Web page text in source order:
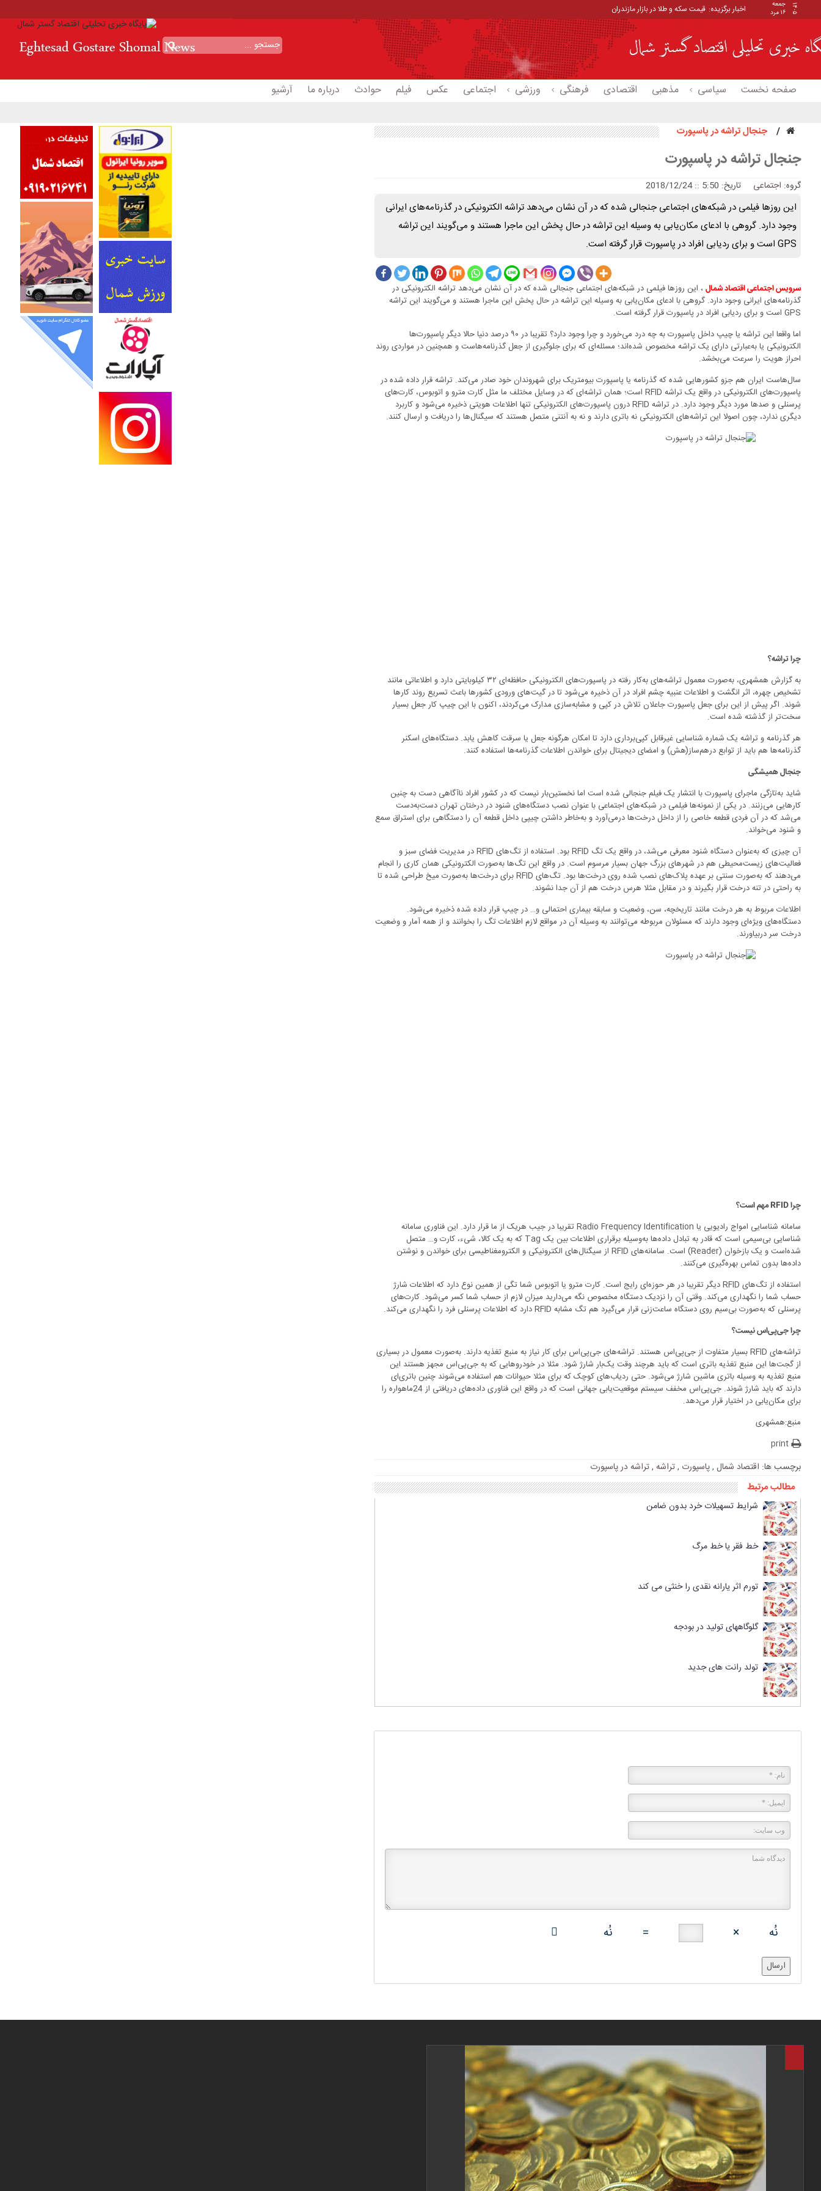
۱۴۰۵
جمعه
۱۶ مرد
اخبار برگزیده: قیمت سکه و طلا در بازار مازندران
صفحه نخست سیاسی مذهبی اقتصادی فرهنگی ورزشی اجتماعی عکس فیلم حوادث درباره ما آرشیو
جنجال تراشه در پاسپورت
جنجال تراشه در پاسپورت
گروه: اجتماعی تاریخ: 5:50 :: 2018/12/24
این روز‌ها فیلمی در شبکه‌های اجتماعی جنجالی شده که در آن نشان می‌دهد تراشه الکترونیکی در گذرنامه‌های ایرانی
وجود دارد. گروهی با ادعای مکان‌یابی به وسیله این تراشه در حال پخش این ماجرا هستند و می‌گویند این تراشه
GPS است و برای ردیابی افراد در پاسپورت قرار گرفته است.
سرویس اجتماعی اقتصاد شمال ، این روزها فیلمی در شبکه‌های اجتماعی جنجالی شده که در آن نشان می‌دهد تراشه الکترونیکی در
گذرنامه‌های ایرانی وجود دارد. گروهی با ادعای مکان‌یابی به وسیله این تراشه در حال پخش این ماجرا هستند و می‌گویند این تراشه
GPS است و برای ردیابی افراد در پاسپورت قرار گرفته است.
اما واقعا این تراشه یا چیپ داخل پاسپورت به چه درد می‌خورد و چرا وجود دارد؟ تقریبا در ۹۰ درصد دنیا حالا دیگر پاسپورت‌ها
الکترونیکی یا به‌عبارتی دارای یک تراشه مخصوص شده‌اند؛ مسئله‌ای که برای جلوگیری از جعل گذرنامه‌هاست و همچنین در مواردی روند
احراز هویت را سرعت می‌بخشد.
سال‌هاست ایران هم جزو کشورهایی شده که گذرنامه یا پاسپورت بیومتریک برای شهروندان خود صادر می‌کند. تراشه قرار داده شده در
پاسپورت‌های الکترونیکی در واقع یک تراشه RFID است؛ همان تراشه‌ای که در وسایل مختلف ما مثل کارت مترو و اتوبوس، کارت‌های
پرسنلی و صدها مورد دیگر وجود دارد. در تراشه RFID درون پاسپورت‌های الکترونیکی تنها اطلاعات هویتی ذخیره می‌شود و کاربرد
دیگری ندارد، چون اصولا این تراشه‌های الکترونیکی نه باتری دارند و نه به آنتنی متصل هستند که سیگنال‌ها را دریافت و ارسال کنند.
چرا تراشه؟
به گزارش همشهری، به‌صورت معمول تراشه‌های به‌کار رفته در پاسپورت‌های الکترونیکی حافظه‌ای ۳۲ کیلوبایتی دارد و اطلاعاتی مانند
تشخیص چهره، اثر انگشت و اطلاعات عنبیه چشم افراد در آن ذخیره می‌شود تا در گیت‌های ورودی کشورها باعث تسریع روند کارها
شوند. اگر پیش از این برای جعل پاسپورت جاعلان تلاش در کپی و مشابه‌سازی مدارک می‌کردند، اکنون با این چیپ کار جعل بسیار
سخت‌تر از گذشته شده است.
هر گذرنامه و تراشه یک شماره شناسایی غیرقابل کپی‌برداری دارد تا امکان هرگونه جعل یا سرقت کاهش یابد. دستگاه‌های اسکنر
گذرنامه‌ها هم باید از توابع درهم‌ساز(هش) و امضای دیجیتال برای خواندن اطلاعات گذرنامه‌ها استفاده کنند.
جنجال همیشگی
شاید به‌تازگی ماجرای پاسپورت با انتشار یک فیلم جنجالی شده است اما نخستین‌بار نیست که در کشور افراد ناآگاهی دست به چنین
کارهایی می‌زنند. در یکی از نمونه‌ها فیلمی در شبکه‌های اجتماعی با عنوان نصب دستگاه‌های شنود در درختان تهران دست‌به‌دست
می‌شد که در آن فردی قطعه خاصی را از داخل درخت‌ها درمی‌آورد و به‌خاطر داشتن چیپی داخل قطعه آن را دستگاهی برای استراق سمع
و شنود می‌خواند.
آن چیزی که به‌عنوان دستگاه شنود معرفی می‌شد، در واقع یک تگ RFID بود. استفاده از تگ‌های RFID در مدیریت فضای سبز و
فعالیت‌های زیست‌محیطی هم در شهرهای بزرگ جهان بسیار مرسوم است. در واقع این تگ‌ها به‌صورت الکترونیکی همان کاری را انجام
می‌دهند که به‌صورت سنتی بر عهده پلاک‌های نصب شده روی درخت‌ها بود. تگ‌های RFID برای درخت‌ها به‌صورت میخ طراحی شده تا
به راحتی در تنه درخت قرار بگیرند و در مقابل مثلا هرس درخت هم از آن جدا نشوند.
اطلاعات مربوط به هر درخت مانند تاریخچه، سن، وضعیت و سابقه بیماری احتمالی و… در چیپ قرار داده شده ذخیره می‌شود.
دستگاه‌های ویژه‌ای وجود دارند که مسئولان مربوطه می‌توانند به وسیله آن در مواقع لازم اطلاعات تگ را بخوانند و از همه آمار و وضعیت
درخت سر دربیاورند.
چرا RFID مهم است؟
سامانه شناسایی امواج رادیویی یا Radio Frequency Identification تقریبا در جیب هریک از ما قرار دارد. این فناوری سامانه
شناسایی بی‌سیمی است که قادر به تبادل داده‌ها به‌وسیله برقراری اطلاعات بین یک Tag که به یک کالا، شیء، کارت و… متصل
شده‌است و یک بازخوان (Reader) است. سامانه‌های RFID از سیگنال‌های الکترونیکی و الکترومغناطیسی برای خواندن و نوشتن
داده‌ها بدون تماس بهره‌گیری می‌کنند.
استفاده از تگ‌های RFID دیگر تقریبا در هر حوزه‌ای رایج است. کارت مترو یا اتوبوس شما تگی از همین نوع دارد که اطلاعات شارژ
حساب شما را نگهداری می‌کند. وقتی آن را نزدیک دستگاه مخصوص نگه می‌دارید میزان لازم از حساب شما کسر می‌شود. کارت‌های
پرسنلی که به‌صورت بی‌سیم روی دستگاه ساعت‌زنی قرار می‌گیرد هم تگ مشابه RFID دارد که اطلاعات پرسنلی فرد را نگهداری می‌کند.
چرا جی‌پی‌اس نیست؟
تراشه‌های RFID بسیار متفاوت از جی‌پی‌اس هستند. تراشه‌های جی‌پی‌اس برای کار نیاز به منبع تغذیه دارند. به‌صورت معمول در بسیاری
از گجت‌ها این منبع تغذیه باتری است که باید هرچند وقت یک‌بار شارژ شود. مثلا در خودروهایی که به جی‌پی‌اس مجهز هستند این
منبع تغذیه به وسیله باتری ماشین شارژ می‌شود. حتی ردیاب‌های کوچک که برای مثلا حیوانات هم استفاده می‌شوند چنین باتری‌ای
دارند که باید شارژ شوند. جی‌پی‌اس مخفف سیستم موقعیت‌یابی جهانی است که در واقع این فناوری داده‌های دریافتی از 24ماهواره را
برای مکان‌یابی در اختیار قرار می‌دهد.
منبع:همشهری
print
برچسب ها: اقتصاد شمال ,پاسپورت ,تراشه ,تراشه در پاسپورت
مطالب مرتبط
شرایط تسهیلات خرد بدون ضامن
خط فقر یا خط مرگ
تورم اثر یارانه نقدی را خنثی می کند
گلوگاههای تولید در بودجه
تولد رانت های جدید
نُه ×
= نُه
ارسال